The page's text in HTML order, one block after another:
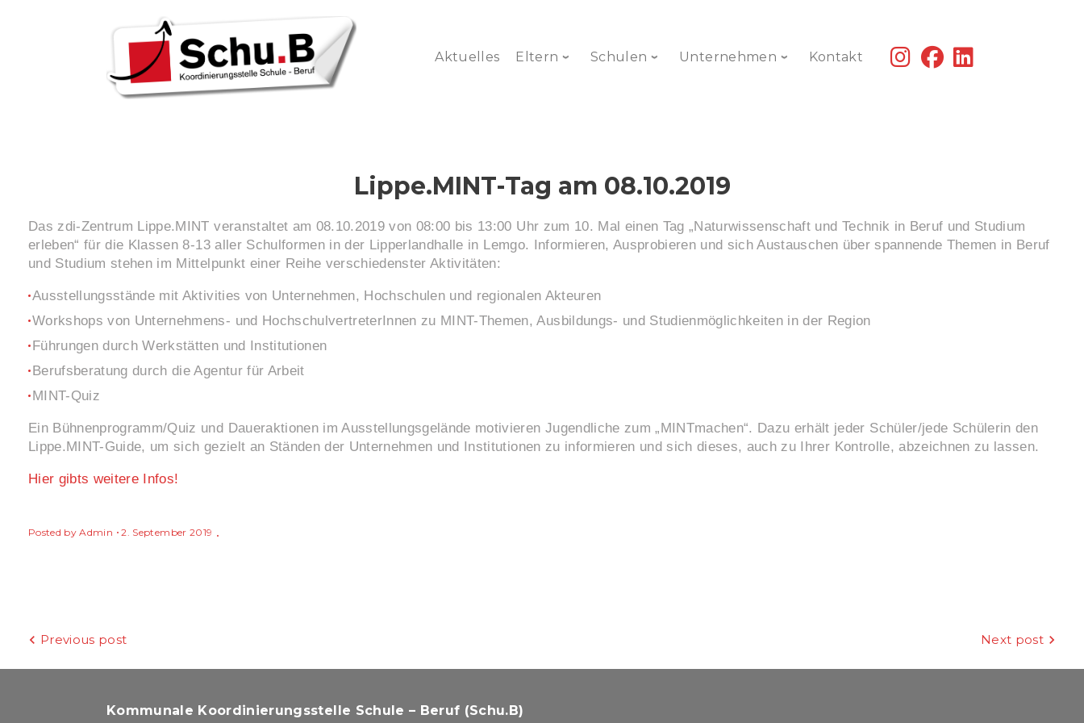
Aktuelles Eltern Schulen Unternehmen Kontakt
fab
fa-
fab
fa-
Lippe.MINT-Tag am 08.10.2019
Das zdi-Zentrum Lippe.MINT veranstaltet am 08.10.2019 von 08:00 bis 13:00 Uhr zum 10. Mal einen Tag „Naturwissenschaft und Technik in Beruf und Studium
erleben“ für die Klassen 8-13 aller Schulformen in der Lipperlandhalle in Lemgo. Informieren, Ausprobieren und sich Austauschen über spannende Themen in Beruf
und Studium stehen im Mittelpunkt einer Reihe verschiedenster Aktivitäten:
Ausstellungsstände mit Aktivities von Unternehmen, Hochschulen und regionalen Akteuren
Workshops von Unternehmens- und HochschulvertreterInnen zu MINT-Themen, Ausbildungs- und Studienmöglichkeiten in der Region
Führungen durch Werkstätten und Institutionen
Berufsberatung durch die Agentur für Arbeit
MINT-Quiz
Ein Bühnenprogramm/Quiz und Daueraktionen im Ausstellungsgelände motivieren Jugendliche zum „MINTmachen“. Dazu erhält jeder Schüler/jede Schülerin den
Lippe.MINT-Guide, um sich gezielt an Ständen der Unternehmen und Institutionen zu informieren und sich dieses, auch zu Ihrer Kontrolle, abzeichnen zu lassen.
Hier gibts weitere Infos!
Posted byAdmin 2. September 2019
Beitragsnavigation
Previous post Next post
Kommunale Koordinierungsstelle Schule – Beruf (Schu.B)